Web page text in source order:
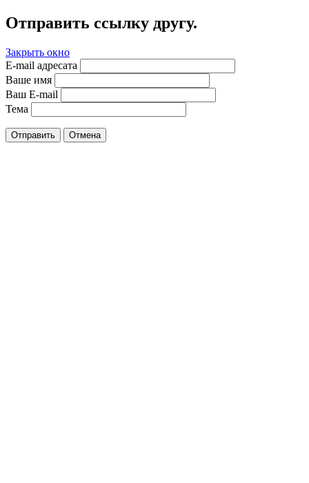
Отправить ссылку другу.
Закрыть окно
E-mail адресата
Ваше имя
Ваш E-mail
Тема
Отправить Отмена